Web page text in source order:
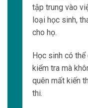
tập trung vào
loại học sinh,
cho họ.
Học sinh có thể
kiểm tra mà
quên mất kiến
thi.